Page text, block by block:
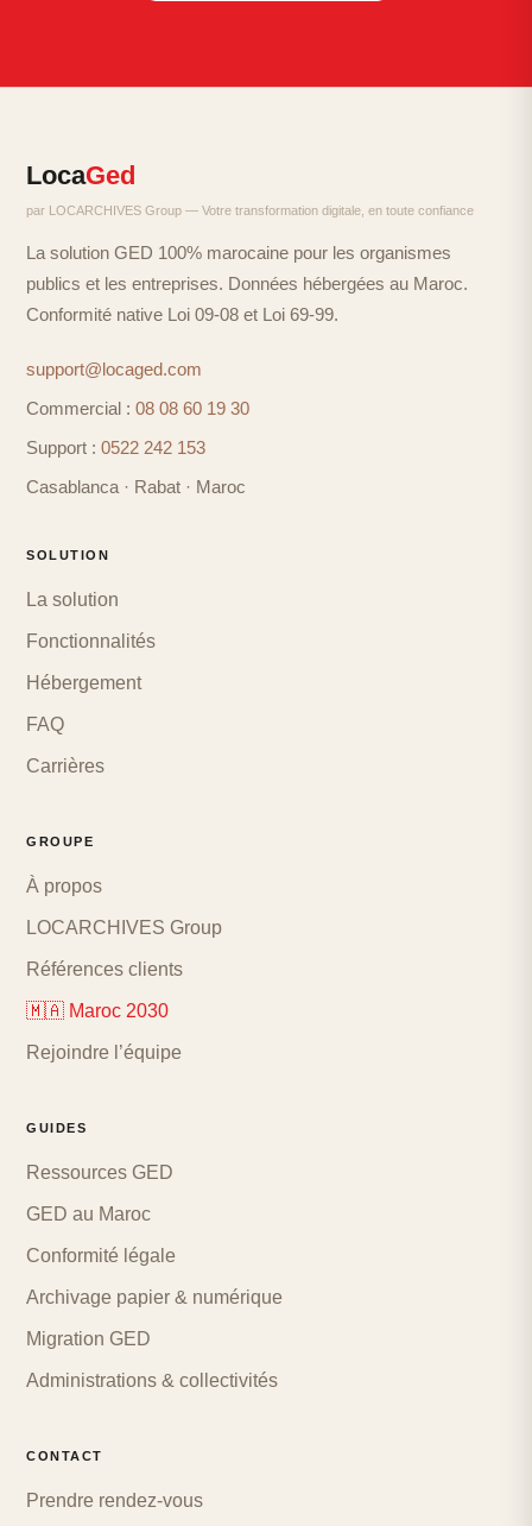
LocaGed
par LOCARCHIVES Group — Votre transformation digitale, en toute confiance
La solution GED 100% marocaine pour les organismes
publics et les entreprises. Données hébergées au Maroc.
Conformité native Loi 09-08 et Loi 69-99.
support@locaged.com
Commercial : 08 08 60 19 30
Support : 0522 242 153
Casablanca · Rabat · Maroc
SOLUTION
La solution
Fonctionnalités
Hébergement
FAQ
Carrières
GROUPE
À propos
LOCARCHIVES Group
Références clients
🇲🇦 Maroc 2030
Rejoindre l’équipe
GUIDES
Ressources GED
GED au Maroc
Conformité légale
Archivage papier & numérique
Migration GED
Administrations & collectivités
CONTACT
Prendre rendez-vous